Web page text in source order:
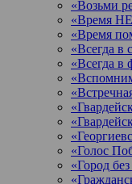
«Возьми
«Время
«Время
«Всегда в
«Всегда в
«Голос
«Город